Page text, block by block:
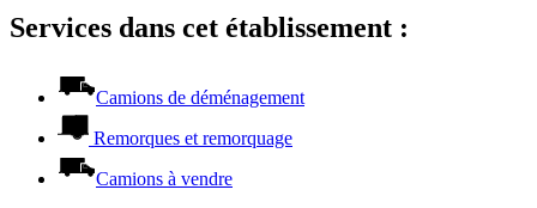
Services dans cet établissement :
Camions de déménagement
Remorques et remorquage
Camions à vendre